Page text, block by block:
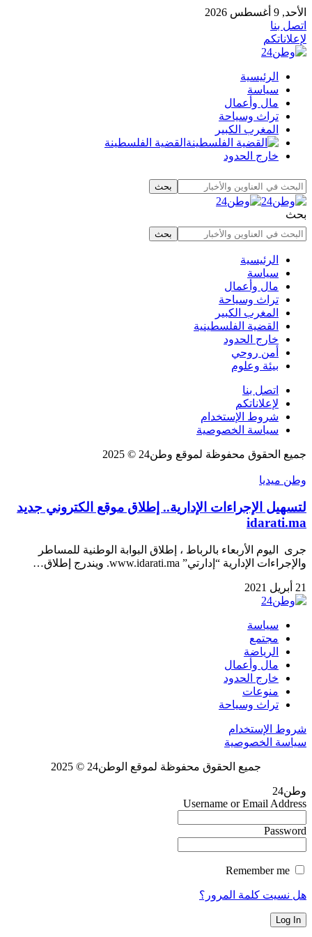
الأحد, 9 أغسطس 2026
اتصل بنا
لإعلاناتكم
الرئيسية
سياسة
مال وأعمال
تراث وسياحة
المغرب الكبير
القضية الفلسطينة
خارج الحدود
بحث
الرئيسية
سياسة
مال وأعمال
تراث وسياحة
المغرب الكبير
القضية الفلسطينية
خارج الحدود
أمن روحي
بيئة وعلوم
اتصل بنا
لإعلاناتكم
شروط الإستخدام
سياسة الخصوصية
جميع الحقوق محفوظة لموقع وطن24 © 2025
وطن ميديا
لتسهيل الإجراءات الإدارية.. إطلاق موقع الكتروني جديد
idarati.ma
جرى اليوم الأربعاء بالرباط ، إطلاق البوابة الوطنية للمساطر
والإجراءات الإدارية “إدارتي” www.idarati.ma. ويندرج إطلاق…
21 أبريل 2021
سياسة
مجتمع
الرياضة
مال وأعمال
خارج الحدود
منوعات
تراث وسياحة
شروط الإستخدام
سياسة الخصوصية
جميع الحقوق محفوظة لموقع الوطن24 © 2025
وطن24
Username or Email Address
Password
هل نسيت كلمة المرور؟